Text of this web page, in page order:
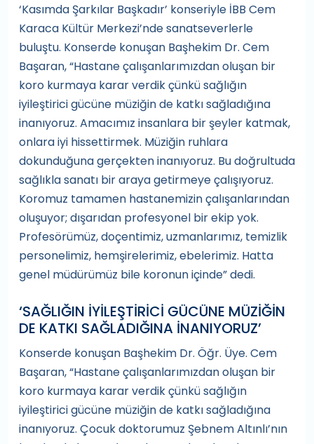
‘Kasımda Şarkılar Başkadır’ konseriyle İBB Cem
Karaca Kültür Merkezi’nde sanatseverlerle
buluştu. Konserde konuşan Başhekim Dr. Cem
Başaran, “Hastane çalışanlarımızdan oluşan bir
koro kurmaya karar verdik çünkü sağlığın
iyileştirici gücüne müziğin de katkı sağladığına
inanıyoruz. Amacımız insanlara bir şeyler katmak,
onlara iyi hissettirmek. Müziğin ruhlara
dokunduğuna gerçekten inanıyoruz. Bu doğrultuda
sağlıkla sanatı bir araya getirmeye çalışıyoruz.
Koromuz tamamen hastanemizin çalışanlarından
oluşuyor; dışarıdan profesyonel bir ekip yok.
Profesörümüz, doçentimiz, uzmanlarımız, temizlik
personelimiz, hemşirelerimiz, ebelerimiz. Hatta
genel müdürümüz bile koronun içinde” dedi.
‘SAĞLIĞIN İYİLEŞTİRİCİ GÜCÜNE MÜZİĞİN
DE KATKI SAĞLADIĞINA İNANIYORUZ’
Konserde konuşan Başhekim Dr. Öğr. Üye. Cem
Başaran, “Hastane çalışanlarımızdan oluşan bir
koro kurmaya karar verdik çünkü sağlığın
iyileştirici gücüne müziğin de katkı sağladığına
inanıyoruz. Çocuk doktorumuz Şebnem Altınlı’nın